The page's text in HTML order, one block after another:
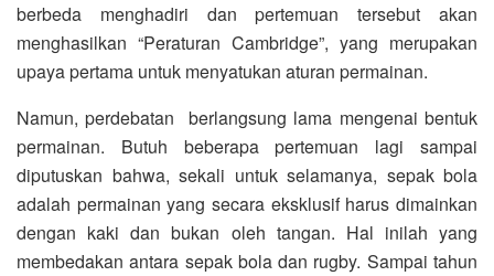
berbeda menghadiri dan pertemuan tersebut akan
menghasilkan “Peraturan Cambridge”, yang merupakan
upaya pertama untuk menyatukan aturan permainan.
Namun, perdebatan berlangsung lama mengenai bentuk
permainan. Butuh beberapa pertemuan lagi sampai
diputuskan bahwa, sekali untuk selamanya, sepak bola
adalah permainan yang secara eksklusif harus dimainkan
dengan kaki dan bukan oleh tangan. Hal inilah yang
membedakan antara sepak bola dan rugby. Sampai tahun